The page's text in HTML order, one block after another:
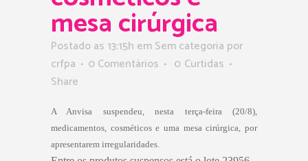
mesa cirúrgica
Postado as 13:15h em Sem categoria por
crfpa
0 Comentários 0 Curtidas
Share
A Anvisa suspendeu, nesta terça-feira (20/8),
medicamentos, cosméticos e uma mesa cirúrgica, por
apresentarem irregularidades.